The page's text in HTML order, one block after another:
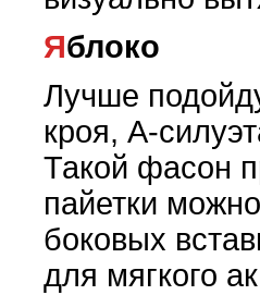
Яблоко
Лучше
кроя, А-
Такой фасон
пайетки
боковых
для мягкого